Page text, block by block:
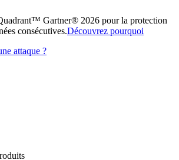
Gartner® 2026 pour la protection
consécutives.Découvrez pourquoi
attaque ?